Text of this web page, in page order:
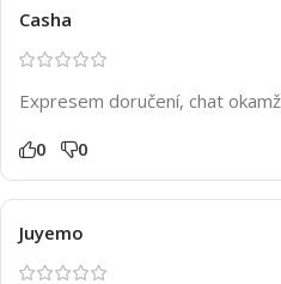
Casha
Expresem doručení, chat
0 0
Juyemo